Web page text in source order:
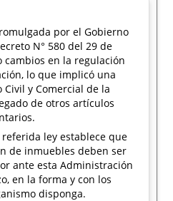
por el Gobierno
N° 580 del 29 de
en la regulación
lo que implicó una
y Comercial de la
de otros artículos
ley establece que
de inmuebles deben ser
ante esta Administración
en la forma y con los
disponga.